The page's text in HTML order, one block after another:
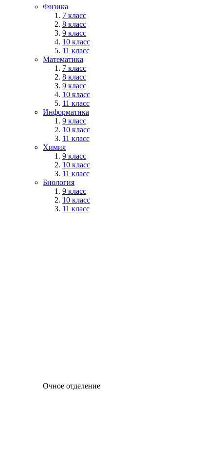
Физика
7 класс
8 класс
9 класс
10 класс
11 класс
Математика
7 класс
8 класс
9 класс
10 класс
11 класс
Информатика
9 класс
10 класс
11 класс
Химия
9 класс
10 класс
11 класс
Биология
9 класс
10 класс
11 класс
Очное отделение